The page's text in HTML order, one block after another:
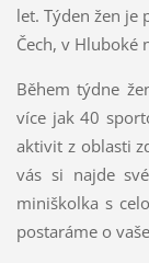
let. Týden žen je
Čech, v Hluboké
Během týdne
více jak 40
aktivit z oblasti
vás si najde
miniškolka s
postaráme o